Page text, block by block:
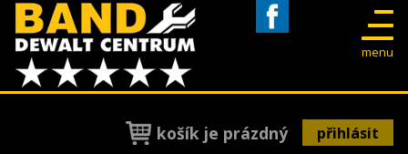
menu
košík je prázdný přihlásit